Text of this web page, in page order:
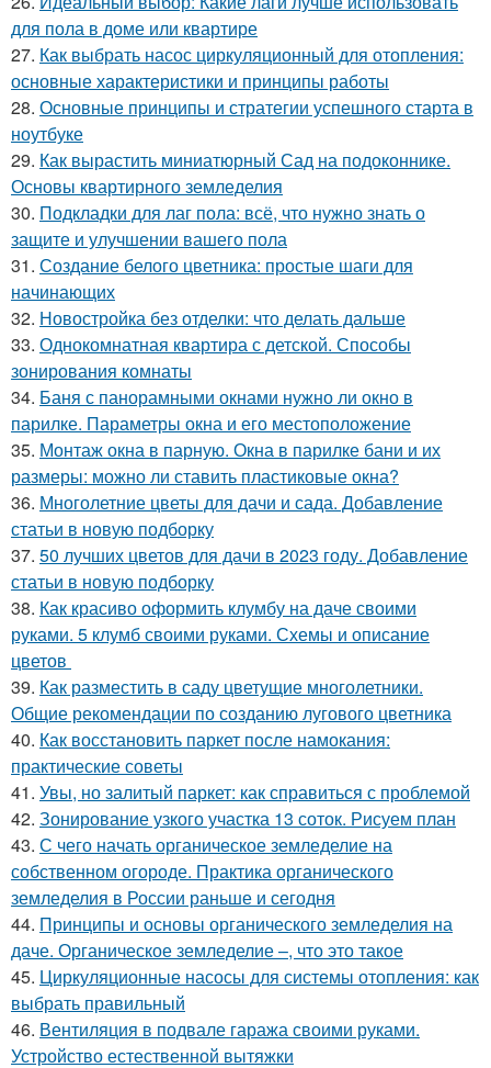
для пола в доме или квартире
27. Как выбрать насос циркуляционный для отопления:
основные характеристики и принципы работы
28. Основные принципы и стратегии успешного старта в
ноутбуке
29. Как вырастить миниатюрный Сад на подоконнике.
Основы квартирного земледелия
30. Подкладки для лаг пола: всё, что нужно знать о
защите и улучшении вашего пола
31. Создание белого цветника: простые шаги для
начинающих
32. Новостройка без отделки: что делать дальше
33. Однокомнатная квартира с детской. Способы
зонирования комнаты
34. Баня с панорамными окнами нужно ли окно в
парилке. Параметры окна и его местоположение
35. Монтаж окна в парную. Окна в парилке бани и их
размеры: можно ли ставить пластиковые окна?
36. Многолетние цветы для дачи и сада. Добавление
статьи в новую подборку
37. 50 лучших цветов для дачи в 2023 году. Добавление
статьи в новую подборку
38. Как красиво оформить клумбу на даче своими
руками. 5 клумб своими руками. Схемы и описание
цветов
39. Как разместить в саду цветущие многолетники.
Общие рекомендации по созданию лугового цветника
40. Как восстановить паркет после намокания:
практические советы
41. Увы, но залитый паркет: как справиться с проблемой
42. Зонирование узкого участка 13 соток. Рисуем план
43. С чего начать органическое земледелие на
собственном огороде. Практика органического
земледелия в России раньше и сегодня
44. Принципы и основы органического земледелия на
даче. Органическое земледелие –, что это такое
45. Циркуляционные насосы для системы отопления: как
выбрать правильный
46. Вентиляция в подвале гаража своими руками.
Устройство естественной вытяжки